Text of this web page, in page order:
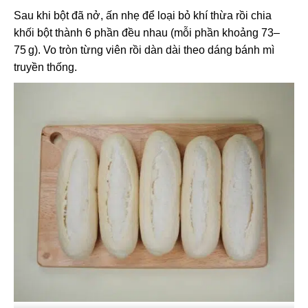
Sau khi bột đã nở, ấn nhẹ để loại bỏ khí thừa rồi chia
khối bột thành 6 phần đều nhau (mỗi phần khoảng 73–
75 g). Vo tròn từng viên rồi dàn dài theo dáng bánh mì
truyền thống.